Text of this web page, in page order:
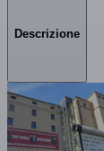
Descrizione